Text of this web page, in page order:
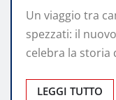
Un viaggio tra
spezzati: il
celebra la
LEGGI TUTTO